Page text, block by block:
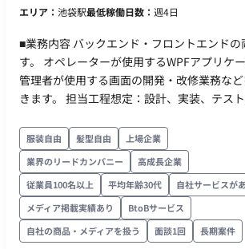
エリア： 池袋駅最低稼働日数： 週4日
■業務内容 バックエンド・フロントエンドの
す。 オペレーターが使用するWPFアプリケ
管理者が使用する画面の開発・改修業務な
きます。 担当工程想定：設計、実装、テスト、保守運用 ■チー
20名・6名に分かれます。 ■開発環境 ・言語：
C#,JavaScript,jQuery,CSS ・フレームワーク：
DB：SQL Server ・インフラ：Windows,Azure,AWS ・コミュニ
ケーションツール：Teams ■働き方 ・稼働量：週4以上 ・稼働
時間/曜日帯：平日9時～17時をメインに前後
・参画時期：10月想定
服装自由 髪型自由
上場企業
業界のリードカンパニー
高成長企業
従業員100名以上
平均年齢30代
自社サービスが
メディア掲載実績あり
BtoBサービス
自社の商品・メディアを扱う
面談1回 長期案件